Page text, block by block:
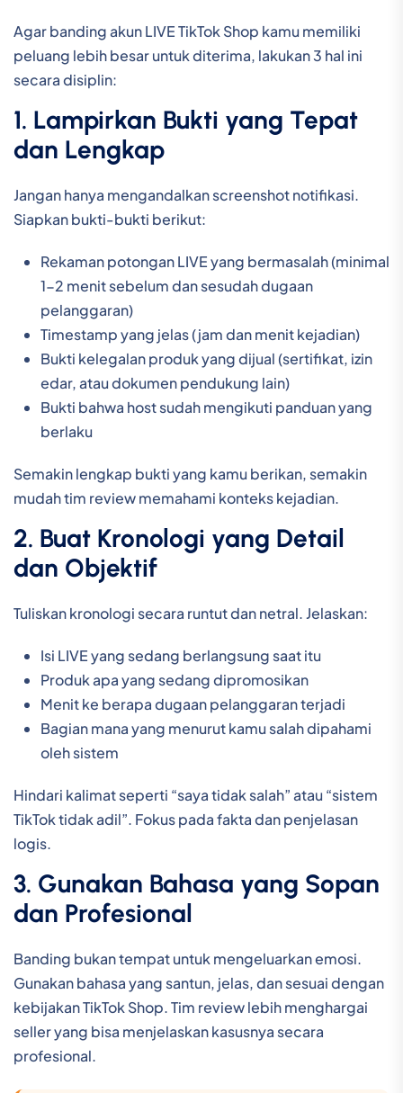
Agar banding akun LIVE TikTok Shop kamu memiliki
peluang lebih besar untuk diterima, lakukan 3 hal ini
secara disiplin:
1. Lampirkan Bukti yang Tepat
dan Lengkap
Jangan hanya mengandalkan screenshot notifikasi.
Siapkan bukti-bukti berikut:
Rekaman potongan LIVE yang bermasalah (minimal
1-2 menit sebelum dan sesudah dugaan
pelanggaran)
Timestamp yang jelas (jam dan menit kejadian)
Bukti kelegalan produk yang dijual (sertifikat, izin
edar, atau dokumen pendukung lain)
Bukti bahwa host sudah mengikuti panduan yang
berlaku
Semakin lengkap bukti yang kamu berikan, semakin
mudah tim review memahami konteks kejadian.
2. Buat Kronologi yang Detail
dan Objektif
Tuliskan kronologi secara runtut dan netral. Jelaskan:
Isi LIVE yang sedang berlangsung saat itu
Produk apa yang sedang dipromosikan
Menit ke berapa dugaan pelanggaran terjadi
Bagian mana yang menurut kamu salah dipahami
oleh sistem
Hindari kalimat seperti “saya tidak salah” atau “sistem
TikTok tidak adil”. Fokus pada fakta dan penjelasan
logis.
3. Gunakan Bahasa yang Sopan
dan Profesional
Banding bukan tempat untuk mengeluarkan emosi.
Gunakan bahasa yang santun, jelas, dan sesuai dengan
kebijakan TikTok Shop. Tim review lebih menghargai
seller yang bisa menjelaskan kasusnya secara
profesional.